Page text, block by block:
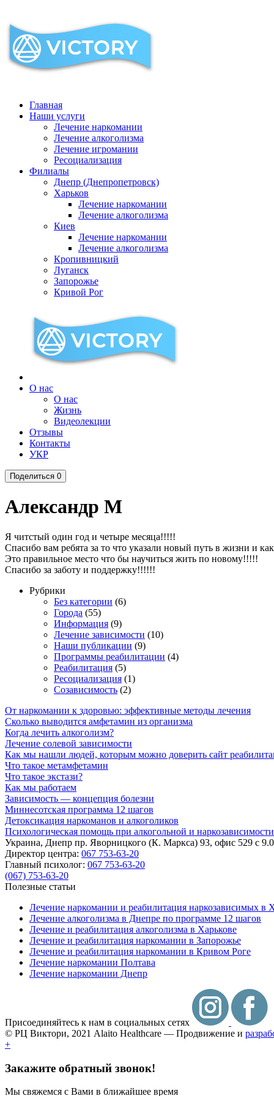
Главная
Наши услуги
Лечение наркомании
Лечение алкоголизма
Лечение игромании
Ресоциализация
Филиалы
Днепр (Днепропетровск)
Харьков
Лечение наркомании
Лечение алкоголизма
Киев
Лечение наркомании
Лечение алкоголизма
Кропивницкий
Луганск
Запорожье
Кривой Рог
О нас
О нас
Жизнь
Видеолекции
Отзывы
Контакты
УКР
Поделиться 0
Александр М
Я читстый один год и четыре месяца!!!!!
Спасибо вам ребята за то что указали новый путь в жизни и
Это правильное место что бы научиться жить по новому!!!!!
Спасибо за заботу и поддержку!!!!!!
Рубрики
Без категории (6)
Города (55)
Информация (9)
Лечение зависимости (10)
Наши публикации (9)
Программы реабилитации (4)
Реабилитация (5)
Ресоциализация (1)
Созависимость (2)
От наркомании к здоровью: эффективные методы лечения
Сколько выводится амфетамин из организма
Когда лечить алкоголизм?
Лечение солевой зависимости
Как мы нашли людей, которым можно доверить сайт
Что такое метамфетамин
Что такое экстази?
Как мы работаем
Зависимость — концепция болезни
Миннесотская программа 12 шагов
Детоксикация наркоманов и алкоголиков
Психологическая помощь при алкогольной и наркозависимости
Украина, Днепр пр. Яворницкого (К. Маркса) 93, офис 529 с
Директор центра: 067 753-63-20
Главный психолог: 067 753-63-20
(067) 753-63-20
Полезные статьи
Лечение наркомании и реабилитация наркозависимых в
Лечение алкоголизма в Днепре по программе 12 шагов
Лечение и реабилитация алкоголизма в Харькове
Лечение и реабилитация наркомании в Запорожье
Лечение и реабилитация наркомании в Кривом Роге
Лечение наркомании Полтава
Лечение наркомании Днепр
Присоединяйтесь к нам в социальных сетях
© РЦ Виктори, 2021 Alaito Healthcare — Продвижение и
+
Закажите обратный звонок!
Мы свяжемся с Вами в ближайшее время